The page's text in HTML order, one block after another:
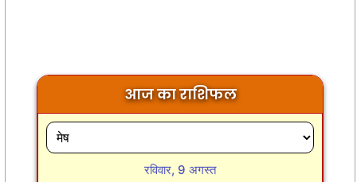
आज का राशिफल
रविवार, 9 अगस्त